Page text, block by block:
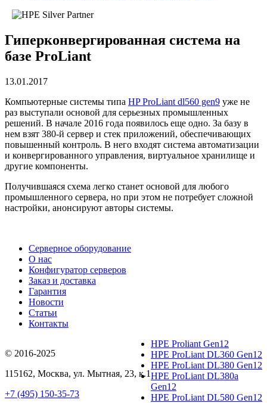
Гиперконвергированная система на
базе ProLiant
13.01.2017
Компьютерные системы типа HP ProLiant dl560 gen9 уже не
раз выступали основой для серьезных промышленных
решений. В начале 2016 года появилось еще одно. За базу в
нем взят 380-й сервер и стек приложений, обеспечивающих
повышенный контроль. В него входят система автоматизации
и конвергированного управления, виртуальное хранилище и
другие компоненты.
Получившаяся схема легко станет основой для любого
промышленного сервера, но при этом не потребует сложной
настройки, анонсируют авторы системы.
Серверное оборудование
О нас
Конфигуратор серверов
Заказ и доставка
Гарантия
Новости
Статьи
Контакты
© 2016-2025
115162, Москва, ул. Мытная, 23, к.1
+7 (495) 150-35-73
HPE Proliant Gen12
HPE ProLiant DL360 Gen12
HPE ProLiant DL380 Gen12
HPE ProLiant DL380a
Gen12
HPE ProLiant DL580 Gen12